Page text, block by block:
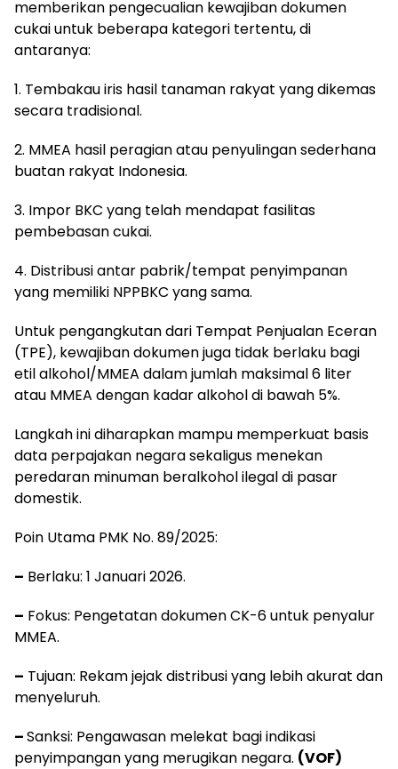
memberikan pengecualian kewajiban dokumen
cukai untuk beberapa kategori tertentu, di
antaranya:
1. Tembakau iris hasil tanaman rakyat yang dikemas
secara tradisional.
2. MMEA hasil peragian atau penyulingan sederhana
buatan rakyat Indonesia.
3. Impor BKC yang telah mendapat fasilitas
pembebasan cukai.
4. Distribusi antar pabrik/tempat penyimpanan
yang memiliki NPPBKC yang sama.
Untuk pengangkutan dari Tempat Penjualan Eceran
(TPE), kewajiban dokumen juga tidak berlaku bagi
etil alkohol/MMEA dalam jumlah maksimal 6 liter
atau MMEA dengan kadar alkohol di bawah 5%.
Langkah ini diharapkan mampu memperkuat basis
data perpajakan negara sekaligus menekan
peredaran minuman beralkohol ilegal di pasar
domestik.
Poin Utama PMK No. 89/2025:
– Berlaku: 1 Januari 2026.
– Fokus: Pengetatan dokumen CK-6 untuk penyalur
MMEA.
– Tujuan: Rekam jejak distribusi yang lebih akurat dan
menyeluruh.
–Sanksi: Pengawasan melekat bagi indikasi
penyimpangan yang merugikan negara. (VOF)